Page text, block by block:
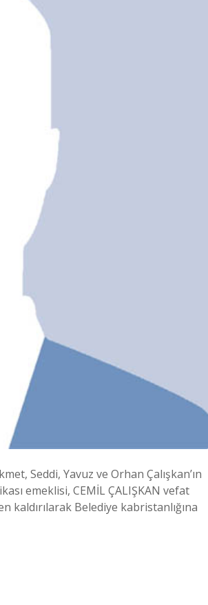
Seddi, Yavuz ve Orhan Çalışkan’ın
emeklisi, CEMİL ÇALIŞKAN vefat
kaldırılarak Belediye kabristanlığına